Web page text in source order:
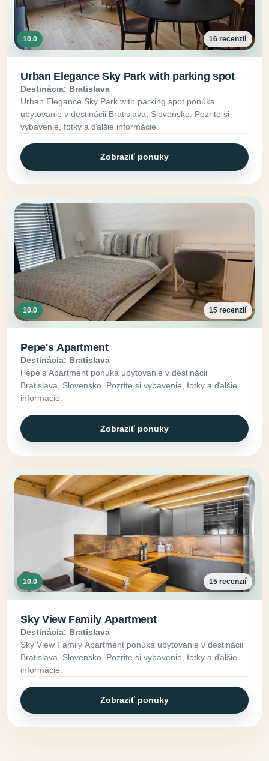
10.0 16 recenzií
Urban Elegance Sky Park with parking spot
Destinácia: Bratislava
Urban Elegance Sky Park with parking spot ponúka
ubytovanie v destinácii Bratislava, Slovensko. Pozrite si
vybavenie, fotky a ďalšie informácie.
Zobraziť ponuky
10.0 15 recenzií
Pepe's Apartment
Destinácia: Bratislava
Pepe's Apartment ponúka ubytovanie v destinácii
Bratislava, Slovensko. Pozrite si vybavenie, fotky a ďalšie
informácie.
Zobraziť ponuky
10.0 15 recenzií
Sky View Family Apartment
Destinácia: Bratislava
Sky View Family Apartment ponúka ubytovanie v destinácii
Bratislava, Slovensko. Pozrite si vybavenie, fotky a ďalšie
informácie.
Zobraziť ponuky